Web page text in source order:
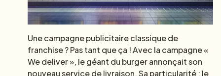
Une campagne publicitaire classique de
franchise ? Pas tant que ça ! Avec la campagne «
We deliver », le géant du burger annonçait son
nouveau service de livraison. Sa particularité : le